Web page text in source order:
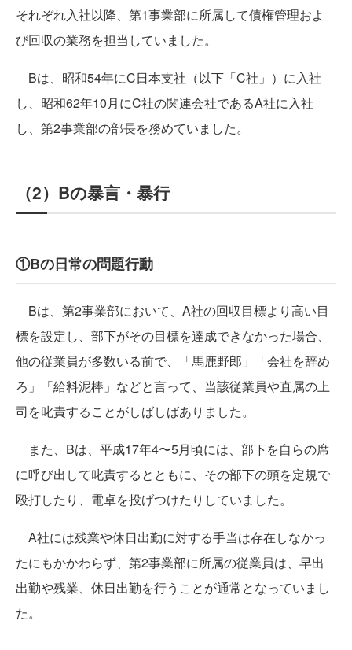
それぞれ入社以降、第1事業部に所属して債権管理およ
び回収の業務を担当していました。
Bは、昭和54年にC日本支社（以下「C社」）に入社
し、昭和62年10月にC社の関連会社であるA社に入社
し、第2事業部の部長を務めていました。
（2）Bの暴言・暴行
①Bの日常の問題行動
Bは、第2事業部において、A社の回収目標より高い目
標を設定し、部下がその目標を達成できなかった場合、
他の従業員が多数いる前で、「馬鹿野郎」「会社を辞め
ろ」「給料泥棒」などと言って、当該従業員や直属の上
司を叱責することがしばしばありました。
また、Bは、平成17年4〜5月頃には、部下を自らの席
に呼び出して叱責するとともに、その部下の頭を定規で
殴打したり、電卓を投げつけたりしていました。
A社には残業や休日出勤に対する手当は存在しなかっ
たにもかかわらず、第2事業部に所属の従業員は、早出
出勤や残業、休日出勤を行うことが通常となっていまし
た。